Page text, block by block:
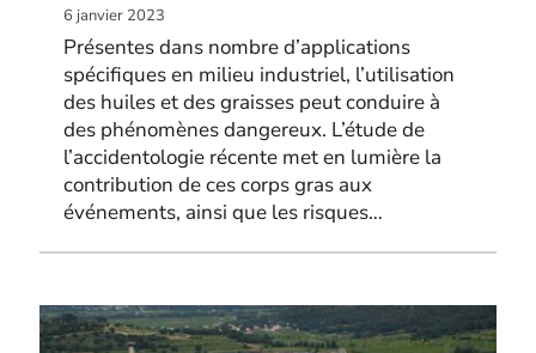
6 janvier 2023
Présentes dans nombre d’applications
spécifiques en milieu industriel, l’utilisation
des huiles et des graisses peut conduire à
des phénomènes dangereux. L’étude de
l’accidentologie récente met en lumière la
contribution de ces corps gras aux
événements, ainsi que les risques…